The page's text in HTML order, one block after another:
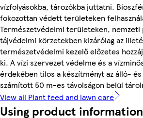
vízfolyásokba, tározókba juttatni.
fokozottan védett területeken
Természetvédelmi területeken, nemzeti
tájvédelmi körzetekben kizárólag az
természetvédelmi kezelő előzetes
ki. A vízi szervezet védelme és a
érdekében tilos a készítményt az álló-
számított 50 m-es távolságon belül
View all Plant feed and lawn care
Using product information